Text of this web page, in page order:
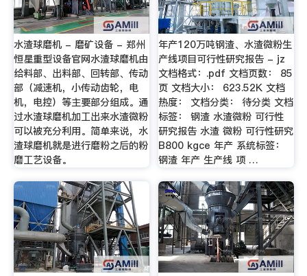
水渣球磨机 - 磨矿设备 - 郑州
恒星重型设备官网水渣球磨机由
给料部、出料部、回转部、传动
部（减速机，小传动齿轮，电
机，电控）等主要部分组成。通
过水渣球磨机加工出来水渣微粉
可以被充分利用。简单来说，水
渣球磨机就是进行磨粉之后的粉
磨工艺设备。
年产120万吨钢渣、水渣微粉生
产线项目可行性研究报告 - jz
文档格式：.pdf 文档页数： 85
页 文档大小： 623.52K 文档
热度： 文档分类： 待分类 文档
标签： 钢渣 水渣微粉 可行性
研究报告 水渣 微粉 可行性研究
B800 kgce 年产 系统标签：
钢渣 年产 生产线 项 …